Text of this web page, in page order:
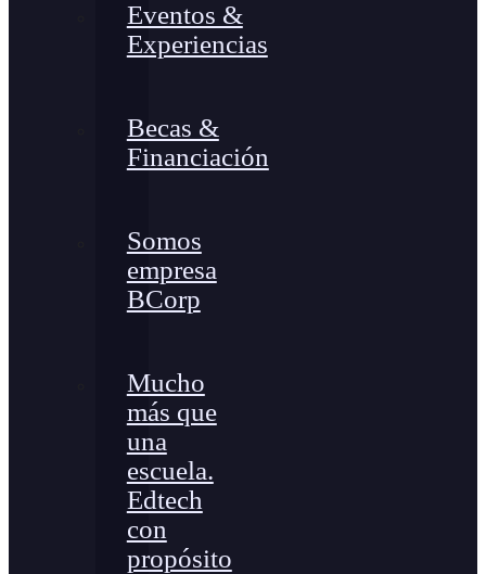
Eventos &
Experiencias
Becas &
Financiación
Somos
empresa
BCorp
Mucho
más que
una
escuela.
Edtech
con
propósito